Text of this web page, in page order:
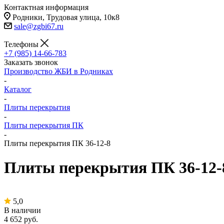
Контактная информация
Родники, Трудовая улица, 10к8
sale@zgbi67.ru
Телефоны
+7 (985) 14-66-783
Заказать звонок
Производство ЖБИ в Родниках
-
Каталог
-
Плиты перекрытия
-
Плиты перекрытия ПК
-
Плиты перекрытия ПК 36-12-8
Плиты перекрытия ПК 36-
5,0
В наличии
4 652 руб.